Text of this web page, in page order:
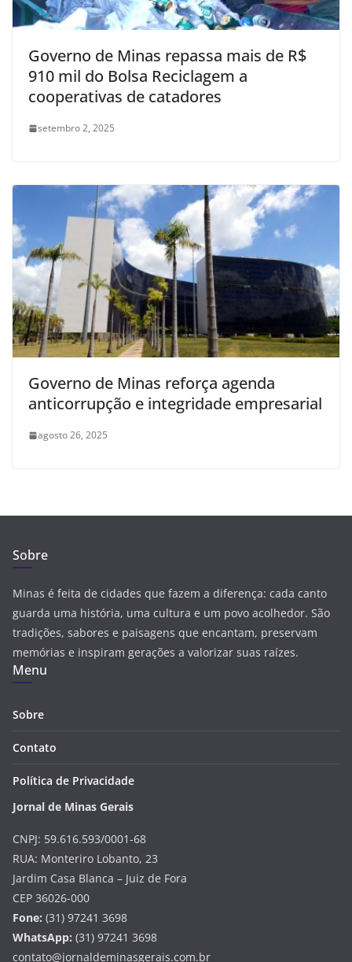
Governo de Minas repassa mais de R$
910 mil do Bolsa Reciclagem a
cooperativas de catadores
setembro 2, 2025
Governo de Minas reforça agenda
anticorrupção e integridade empresarial
agosto 26, 2025
Sobre
Minas é feita de cidades que fazem a diferença: cada canto
guarda uma história, uma cultura e um povo acolhedor. São
tradições, sabores e paisagens que encantam, preservam
memórias e inspiram gerações a valorizar suas raízes.
Menu
Sobre
Contato
Política de Privacidade
Jornal de Minas Gerais
CNPJ: 59.616.593/0001-68
RUA: Monteriro Lobanto, 23
Jardim Casa Blanca – Juiz de Fora
CEP 36026-000
Fone: (31) 97241 3698
WhatsApp: (31) 97241 3698
contato@jornaldeminasgerais.com.br